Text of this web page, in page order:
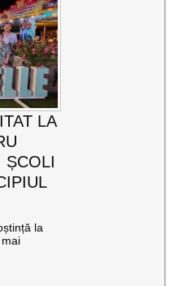
LA
ȘCOLI
la